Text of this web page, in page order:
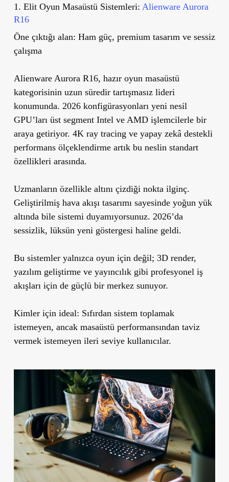
1. Elit Oyun Masaüstü Sistemleri: Alienware Aurora
R16
Öne çıktığı alan: Ham güç, premium tasarım ve sessiz
çalışma
Alienware Aurora R16, hazır oyun masaüstü
kategorisinin uzun süredir tartışmasız lideri
konumunda. 2026 konfigürasyonları yeni nesil
GPU’ları üst segment Intel ve AMD işlemcilerle bir
araya getiriyor. 4K ray tracing ve yapay zekâ destekli
performans ölçeklendirme artık bu neslin standart
özellikleri arasında.
Uzmanların özellikle altını çizdiği nokta ilginç.
Geliştirilmiş hava akışı tasarımı sayesinde yoğun yük
altında bile sistemi duyamıyorsunuz. 2026’da
sessizlik, lüksün yeni göstergesi haline geldi.
Bu sistemler yalnızca oyun için değil; 3D render,
yazılım geliştirme ve yayıncılık gibi profesyonel iş
akışları için de güçlü bir merkez sunuyor.
Kimler için ideal: Sıfırdan sistem toplamak
istemeyen, ancak masaüstü performansından taviz
vermek istemeyen ileri seviye kullanıcılar.